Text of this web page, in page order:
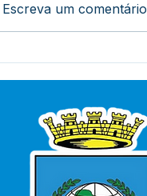
Escreva um comentário